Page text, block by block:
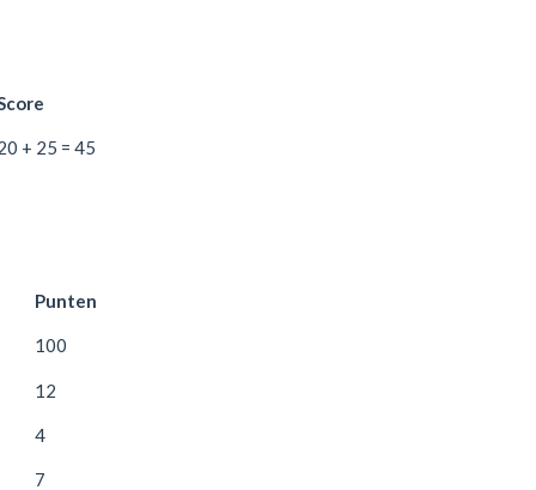
+ 25 = 45
Punten
100
12
4
7